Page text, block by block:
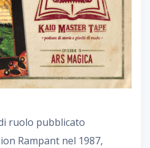
ruolo pubblicato
Rampant nel 1987,